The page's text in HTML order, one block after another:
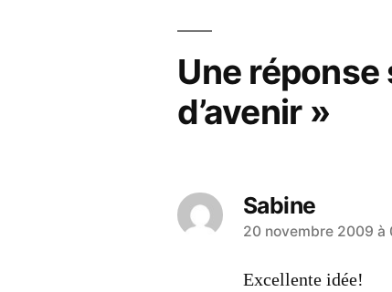
Une
d’avenir »
Sabine
a
dit :
20 novembre 2009 à
Excellente idée!